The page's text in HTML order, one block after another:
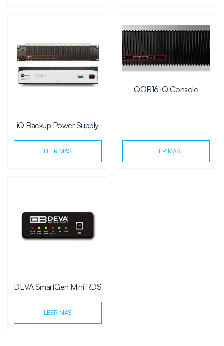
iQ Backup Power Supply
LEER MÁS
QOR16 iQ Console
LEER MÁS
DEVA SmartGen Mini RDS
LEER MÁS